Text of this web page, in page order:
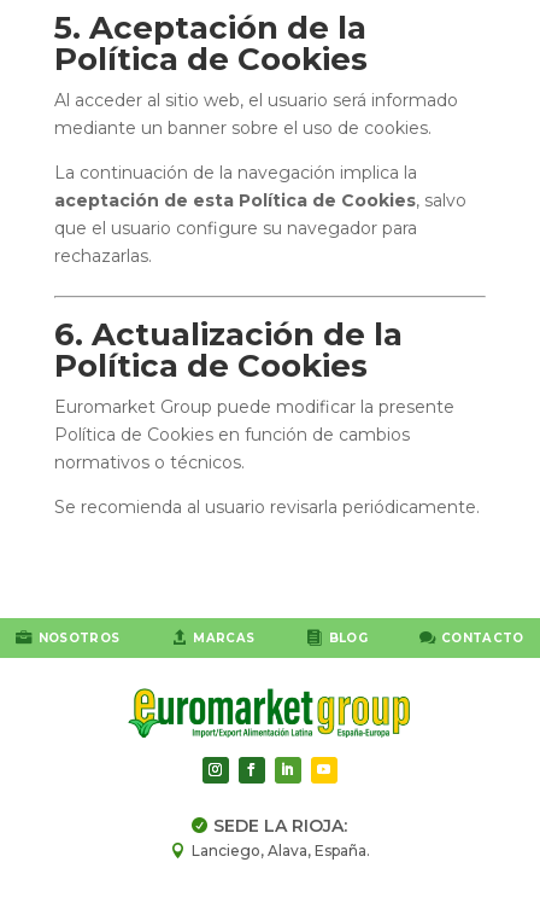
5. Aceptación de la
Política de Cookies
Al acceder al sitio web, el usuario será informado
mediante un banner sobre el uso de cookies.
La continuación de la navegación implica la
aceptación de esta Política de Cookies, salvo
que el usuario configure su navegador para
rechazarlas.
6. Actualización de la
Política de Cookies
Euromarket Group puede modificar la presente
Política de Cookies en función de cambios
normativos o técnicos.
Se recomienda al usuario revisarla periódicamente.
 NOSOTROS  MARCAS  BLOG  CONTACTO
 SEDE LA RIOJA:
 Lanciego, Alava, España.